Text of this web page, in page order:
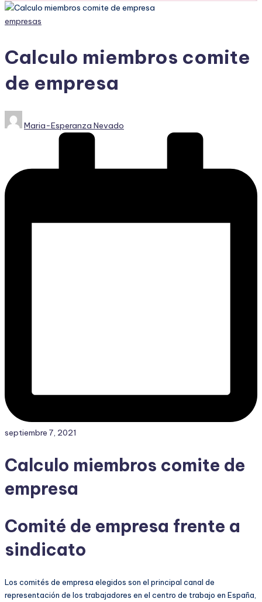
Publicado
empresas
Calculo miembros comite
de empresa
Publicado
por
Maria-Esperanza Nevado
septiembre 7, 2021
Calculo miembros comite de
empresa
Comité de empresa frente a
sindicato
Los comités de empresa elegidos son el principal canal de
representación de los trabajadores en el centro de trabajo en España,